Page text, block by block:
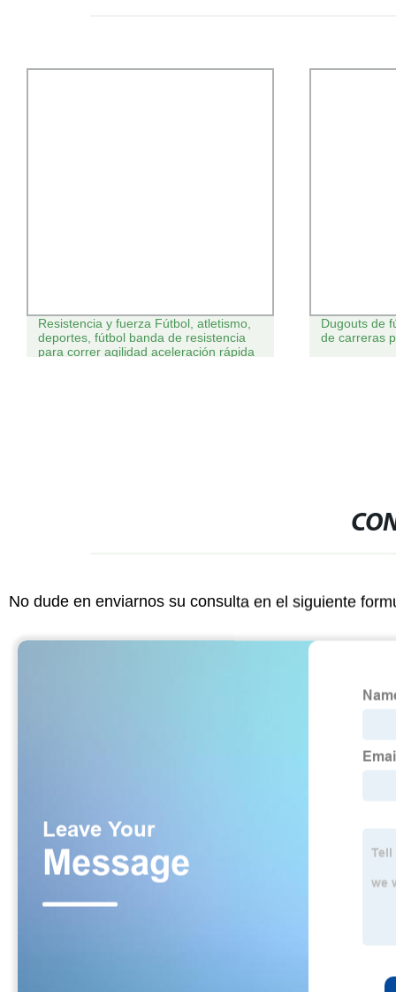
Resistencia y fuerza Fútbol, atletismo,
deportes, fútbol banda de resistencia
para correr agilidad aceleración rápida
Dugouts de
de carreras
No dude en enviarnos su consulta en el siguiente